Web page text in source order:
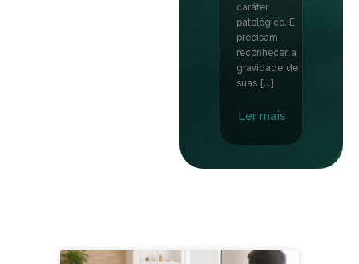
caráter
patológico. E
precisam
reconhecer a
gravidade de
suas […]
Ler mais